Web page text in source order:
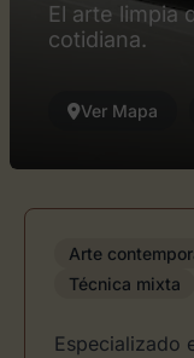
El arte limpia
cotidiana.
Ver Mapa
Arte
Técnica mixta
Especializado